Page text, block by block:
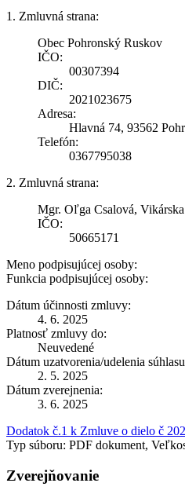
1. Zmluvná strana:
Obec Pohronský Ruskov
IČO:
00307394
DIČ:
2021023675
Adresa:
Hlavná 74, 93562
Telefón:
0367795038
2. Zmluvná strana:
Mgr. Oľga Csalová,
IČO:
50665171
Meno podpisujúcej osoby:
Funkcia podpisujúcej osoby:
Dátum účinnosti zmluvy:
4. 6. 2025
Platnosť zmluvy do:
Neuvedené
Dátum uzatvorenia/udelenia
2. 5. 2025
Dátum zverejnenia:
3. 6. 2025
Dodatok č.1 k Zmluve o dielo č
Typ súboru: PDF dokument,
Zverejňovanie